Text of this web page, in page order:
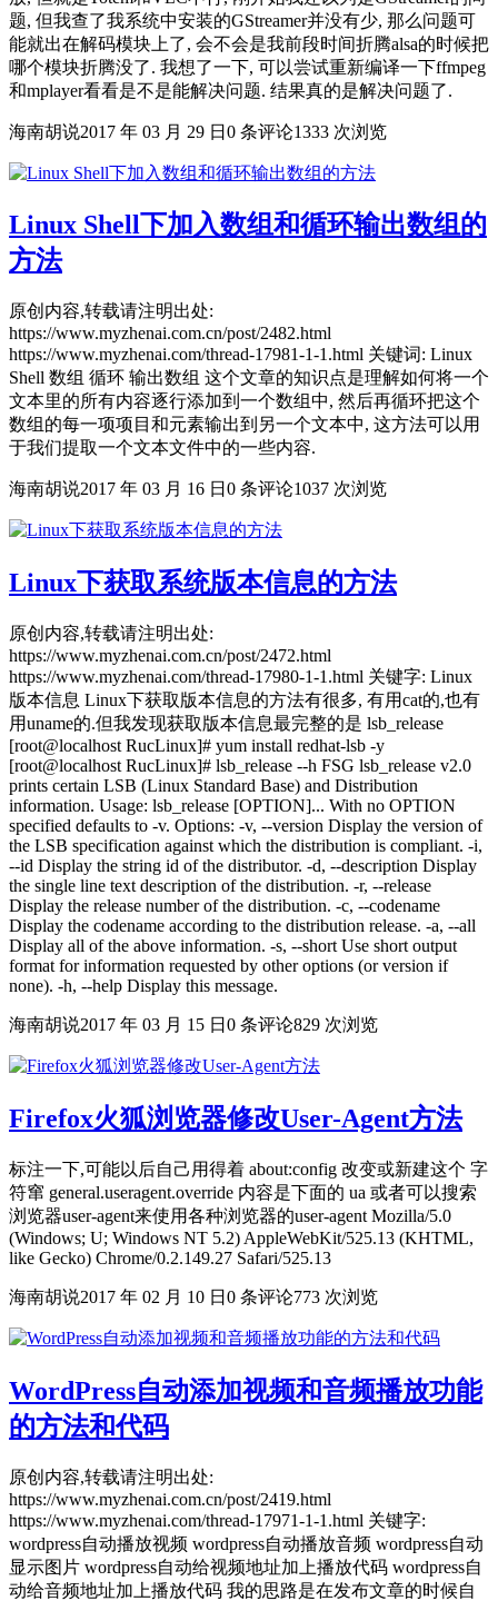
题, 但我查了我系统中安装的GStreamer并没有少, 那么问题可
能就出在解码模块上了, 会不会是我前段时间折腾alsa的时候把
哪个模块折腾没了. 我想了一下, 可以尝试重新编译一下ffmpeg
和mplayer看看是不是能解决问题. 结果真的是解决问题了.
海南胡说2017 年 03 月 29 日 0 条评论1333 次浏览
Linux Shell下加入数组和循环输出数组的
方法
原创内容,转载请注明出处:
https://www.myzhenai.com.cn/post/2482.html
https://www.myzhenai.com/thread-17981-1-1.html 关键词: Linux
Shell 数组 循环 输出数组 这个文章的知识点是理解如何将一个
文本里的所有内容逐行添加到一个数组中, 然后再循环把这个
数组的每一项项目和元素输出到另一个文本中, 这方法可以用
于我们提取一个文本文件中的一些内容.
海南胡说2017 年 03 月 16 日 0 条评论1037 次浏览
Linux下获取系统版本信息的方法
原创内容,转载请注明出处:
https://www.myzhenai.com.cn/post/2472.html
https://www.myzhenai.com/thread-17980-1-1.html 关键字: Linux
版本信息 Linux下获取版本信息的方法有很多, 有用cat的,也有
用uname的.但我发现获取版本信息最完整的是 lsb_release
[root@localhost RucLinux]# yum install redhat-lsb -y
[root@localhost RucLinux]# lsb_release --h FSG lsb_release v2.0
prints certain LSB (Linux Standard Base) and Distribution
information. Usage: lsb_release [OPTION]... With no OPTION
specified defaults to -v. Options: -v, --version Display the version of
the LSB specification against which the distribution is compliant. -i,
--id Display the string id of the distributor. -d, --description Display
the single line text description of the distribution. -r, --release
Display the release number of the distribution. -c, --codename
Display the codename according to the distribution release. -a, --all
Display all of the above information. -s, --short Use short output
format for information requested by other options (or version if
none). -h, --help Display this message.
海南胡说2017 年 03 月 15 日 0 条评论829 次浏览
Firefox火狐浏览器修改User-Agent方法
标注一下,可能以后自己用得着 about:config 改变或新建这个 字
符窜 general.useragent.override 内容是下面的 ua 或者可以搜索
浏览器user-agent来使用各种浏览器的user-agent Mozilla/5.0
(Windows; U; Windows NT 5.2) AppleWebKit/525.13 (KHTML,
like Gecko) Chrome/0.2.149.27 Safari/525.13
海南胡说2017 年 02 月 10 日 0 条评论773 次浏览
WordPress自动添加视频和音频播放功能
的方法和代码
原创内容,转载请注明出处:
https://www.myzhenai.com.cn/post/2419.html
https://www.myzhenai.com/thread-17971-1-1.html 关键字:
wordpress自动播放视频 wordpress自动播放音频 wordpress自动
显示图片 wordpress自动给视频地址加上播放代码 wordpress自
动给音频地址加上播放代码 我的思路是在发布文章的时候自